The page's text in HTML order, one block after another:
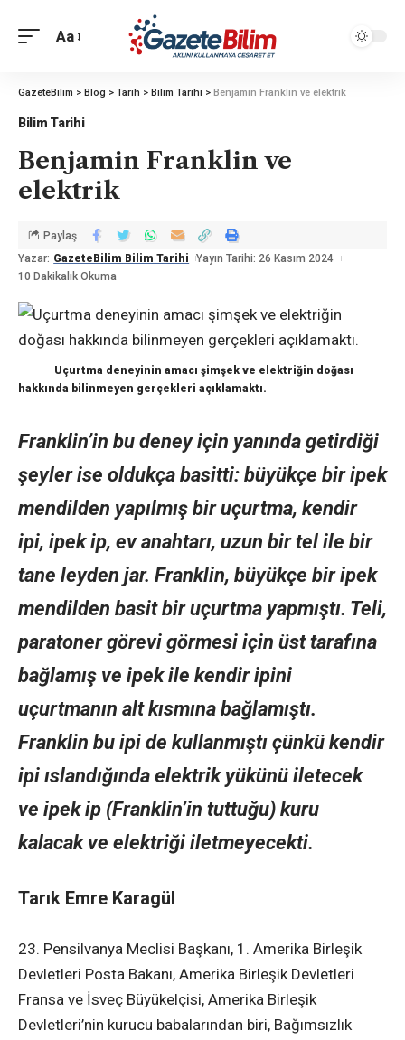
Aa
GazeteBilim > Blog > Tarih > Bilim Tarihi > Benjamin Franklin ve elektrik
Bilim Tarihi
Benjamin Franklin ve
elektrik
Yazar: GazeteBilim Bilim Tarihi
Yayın Tarihi: 26 Kasım 2024
10 Dakikalık Okuma
Paylaş
Uçurtma deneyinin amacı şimşek ve elektriğin doğası
hakkında bilinmeyen gerçekleri açıklamaktı.
Franklin’in bu deney için yanında getirdiği
şeyler ise oldukça basitti: büyükçe bir ipek
mendilden yapılmış bir uçurtma, kendir
ipi, ipek ip, ev anahtarı, uzun bir tel ile bir
tane leyden jar. Franklin, büyükçe bir ipek
mendilden basit bir uçurtma yapmıştı. Teli,
paratoner görevi görmesi için üst tarafına
bağlamış ve ipek ile kendir ipini
uçurtmanın alt kısmına bağlamıştı.
Franklin bu ipi de kullanmıştı çünkü kendir
ipi ıslandığında elektrik yükünü iletecek
ve ipek ip (Franklin’in tuttuğu) kuru
kalacak ve elektriği iletmeyecekti.
Tarık Emre Karagül
23. Pensilvanya Meclisi Başkanı, 1. Amerika Birleşik
Devletleri Posta Bakanı, Amerika Birleşik Devletleri
Fransa ve İsveç Büyükelçisi, Amerika Birleşik
Devletleri’nin kurucu babalarından biri, Bağımsızlık